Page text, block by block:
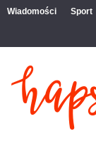
Wiadomości Sport